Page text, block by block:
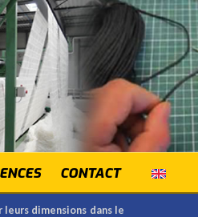
CONTACT
dimensions dans le